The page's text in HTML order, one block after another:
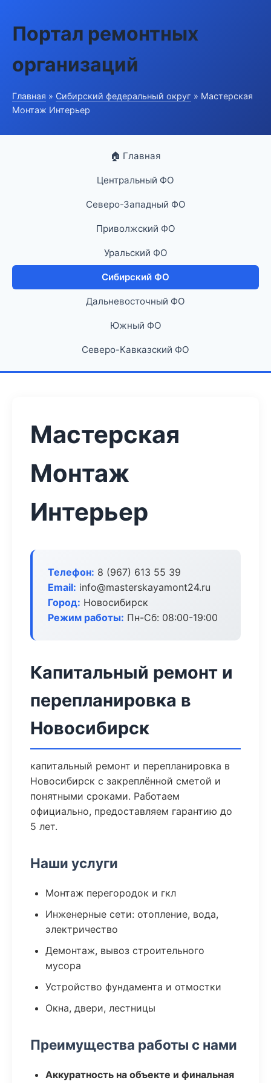
Портал ремонтных
организаций
Главная » Сибирский федеральный округ » Мастерская
Монтаж Интерьер
🏠 Главная
Центральный ФО
Северо-Западный ФО
Приволжский ФО
Уральский ФО
Сибирский ФО
Дальневосточный ФО
Южный ФО
Северо-Кавказский ФО
Мастерская
Монтаж
Интерьер
Телефон: 8 (967) 613 55 39
Email: info@masterskayamont24.ru
Город: Новосибирск
Режим работы: Пн-Сб: 08:00-19:00
Капитальный ремонт и
перепланировка в
Новосибирск
капитальный ремонт и перепланировка в
Новосибирск с закреплённой сметой и
понятными сроками. Работаем
официально, предоставляем гарантию до
5 лет.
Наши услуги
Монтаж перегородок и гкл
Инженерные сети: отопление, вода,
электричество
Демонтаж, вывоз строительного
мусора
Устройство фундамента и отмостки
Окна, двери, лестницы
Преимущества работы с нами
Аккуратность на объекте и финальная